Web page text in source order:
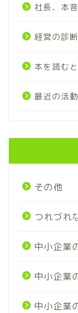
社長、本
経営の診
本を読む
最近の活
その他
つれづれ
中小企業
中小企業
中小企業